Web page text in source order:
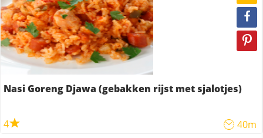
Nasi Goreng Djawa (gebakken rijst met sjalotjes)
4 40m